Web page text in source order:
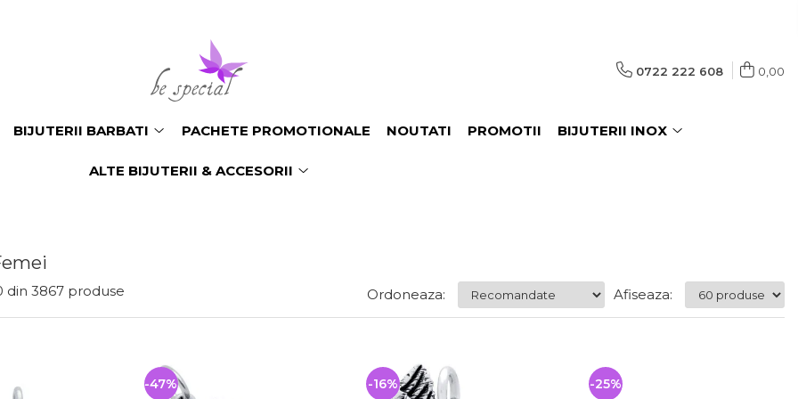
0722 222 608 0,00
BIJUTERII BARBATI PACHETE PROMOTIONALE NOUTATI PROMOTII BIJUTERII INOX
ALTE BIJUTERII & ACCESORII
din 3867 produse Afiseaza:
Ordoneaza:
-47% -16% -25%